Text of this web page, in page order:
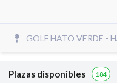
GOLF HATO VERDE -
Plazas disponibles 184